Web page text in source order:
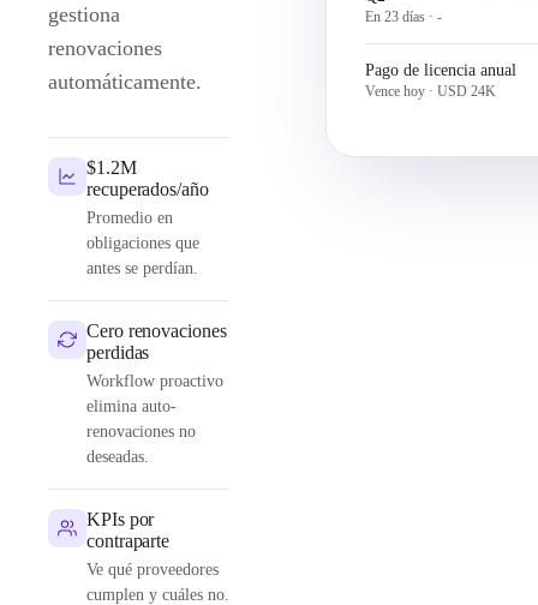
gestiona
renovaciones
automáticamente.
$1.2M
recuperados/año
Promedio en
obligaciones que
antes se perdían.
Cero renovaciones
perdidas
Workflow proactivo
elimina auto-
renovaciones no
deseadas.
KPIs por
contraparte
Ve qué proveedores
cumplen y cuáles no.
En 23 días ·-
Pago de licencia anual
Vence hoy ·USD 24K